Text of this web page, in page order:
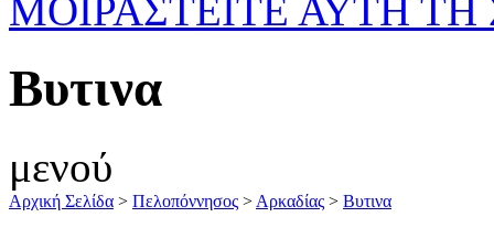
ΜΟΙΡΑΣΤΕΙΤΕ ΑΥΤΗ ΤΗ
Βυτινα
μενού
Αρχική Σελίδα > Πελοπόννησος > Αρκαδίας > Βυτινα